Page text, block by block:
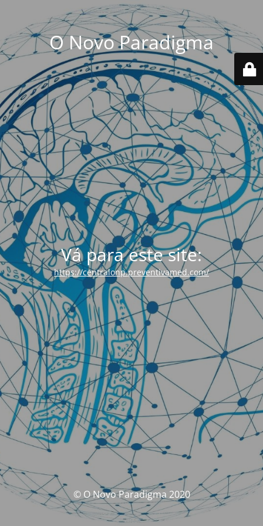
O Novo Paradigma
Vá para este site:
https://centralonp.preventivamed.com/
© O Novo Paradigma 2020